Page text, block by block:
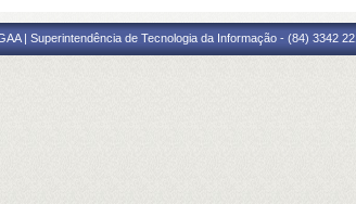
| Superintendência de Tecnologia da Informação - (84) 3342